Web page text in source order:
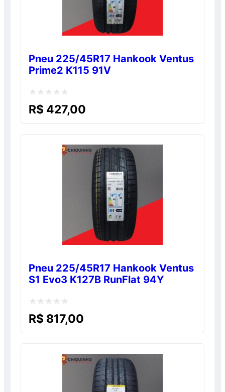
Pneu 225/45R17 Hankook Ventus
Prime2 K115 91V
Avaliação
R$ 427,00
Pneu 225/45R17 Hankook Ventus
S1 Evo3 K127B RunFlat 94Y
Avaliação
R$ 817,00